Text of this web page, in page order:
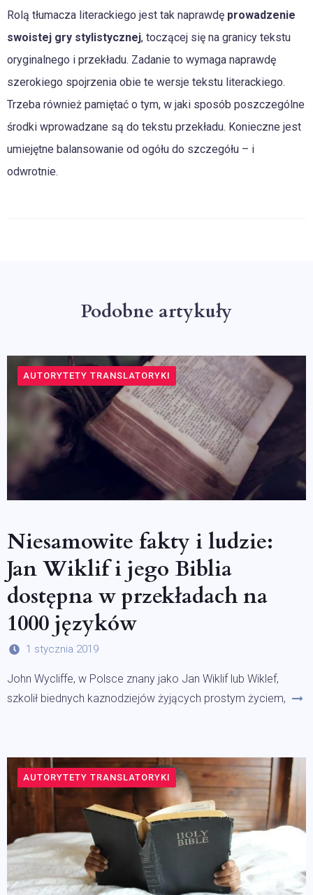
Rolą tłumacza literackiego jest tak naprawdę prowadzenie
swoistej gry stylistycznej, toczącej się na granicy tekstu
oryginalnego i przekładu. Zadanie to wymaga naprawdę
szerokiego spojrzenia obie te wersje tekstu literackiego.
Trzeba również pamiętać o tym, w jaki sposób poszczególne
środki wprowadzane są do tekstu przekładu. Konieczne jest
umiejętne balansowanie od ogółu do szczegółu – i
odwrotnie.
Podobne artykuły
AUTORYTETY TRANSLATORYKI
Niesamowite fakty i ludzie:
Jan Wiklif i jego Biblia
dostępna w przekładach na
1000 języków
1 stycznia 2019
John Wycliffe, w Polsce znany jako Jan Wiklif lub Wiklef,
szkolił biednych kaznodziejów żyjących prostym życiem,
AUTORYTETY TRANSLATORYKI